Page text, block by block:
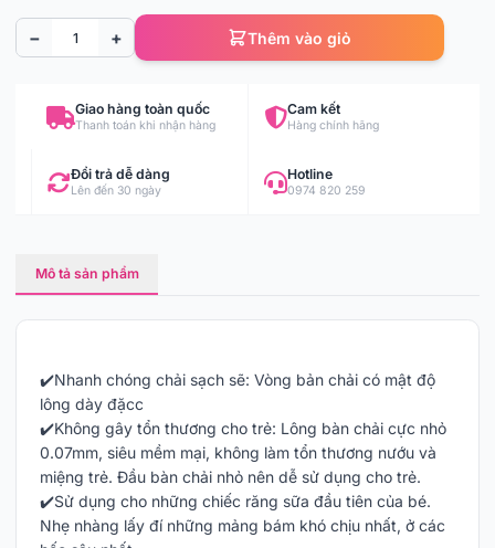
− + Thêm vào giỏ
Giao hàng toàn quốc
Thanh toán khi nhận hàng
Cam kết
Hàng chính hãng
Đổi trả dễ dàng
Lên đến 30 ngày
Hotline
0974 820 259
Mô tả sản phẩm
✔️Nhanh chóng chải sạch sẽ: Vòng bản chải có mật độ
lông dày đặcc
✔️Không gây tổn thương cho trẻ: Lông bàn chải cực nhỏ
0.07mm, siêu mềm mại, không làm tổn thương nướu và
miệng trẻ. Đầu bàn chải nhỏ nên dễ sử dụng cho trẻ.
✔️Sử dụng cho những chiếc răng sữa đầu tiên của bé.
Nhẹ nhàng lấy đí những mảng bám khó chịu nhất, ở các